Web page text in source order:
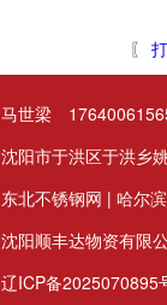
〖
世梁
市于洪区于洪乡姚
东北不锈钢网 | 哈尔
沈阳顺丰达物资有
辽ICP备2025070895